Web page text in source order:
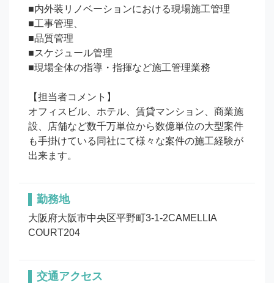
■内外装リノベーションにおける現場施工管理
■工事管理、
■品質管理
■スケジュール管理
■現場全体の指導・指揮など施工管理業務
【担当者コメント】
オフィスビル、ホテル、賃貸マンション、商業施
設、店舗など数千万単位から数億単位の大型案件
も手掛けている同社にて様々な案件の施工経験が
出来ます。
勤務地
大阪府大阪市中央区平野町3-1-2CAMELLIA
COURT204
交通アクセス